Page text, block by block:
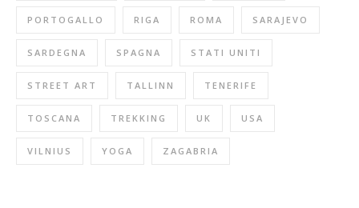
PORTOGALLO RIGA ROMA SARAJEVO
SARDEGNA SPAGNA STATI UNITI
STREET ART TALLINN TENERIFE
TOSCANA TREKKING UK USA
VILNIUS YOGA ZAGABRIA